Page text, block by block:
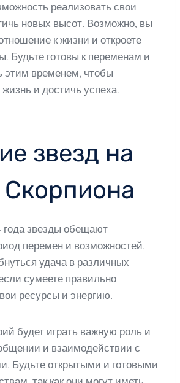
реализовать свои
новых высот. Возможно, вы
к жизни и откроете
Будьте готовы к переменам и
этим временем, чтобы
и достичь успеха.
звезд на
года звезды обещают
перемен и возможностей.
удача в различных
сумеете правильно
ресурсы и энергию.
будет играть важную роль и
и взаимодействии с
Будьте открытыми и готовыми